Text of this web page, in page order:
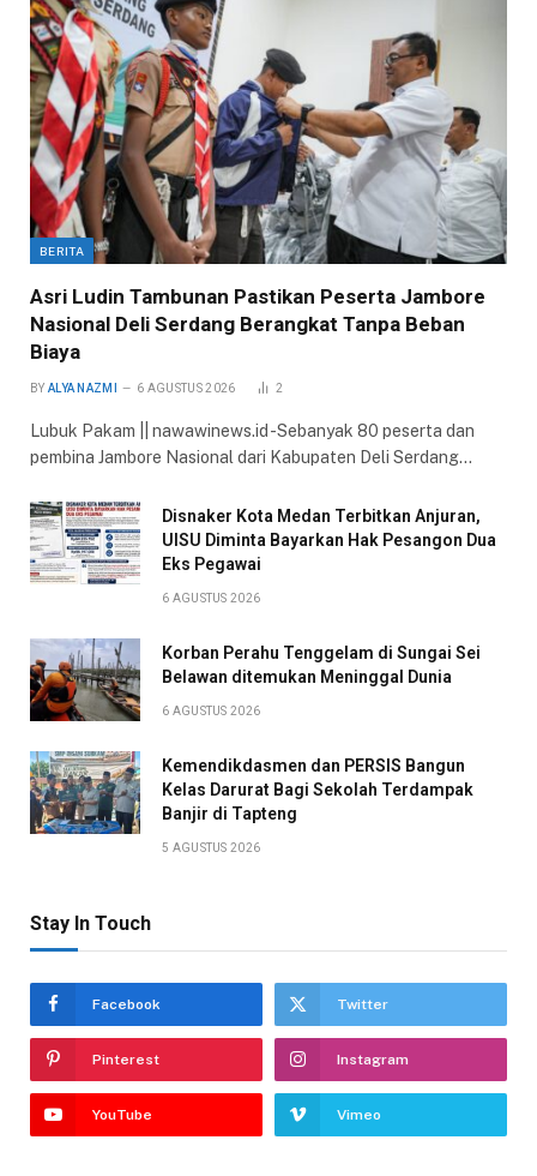
BERITA
Asri Ludin Tambunan Pastikan Peserta Jambore
Nasional Deli Serdang Berangkat Tanpa Beban
Biaya
BY ALYA NAZMI 6 AGUSTUS 2026 2
Lubuk Pakam || nawawinews.id -Sebanyak 80 peserta dan
pembina Jambore Nasional dari Kabupaten Deli Serdang…
Disnaker Kota Medan Terbitkan Anjuran,
UISU Diminta Bayarkan Hak Pesangon Dua
Eks Pegawai
6 AGUSTUS 2026
Korban Perahu Tenggelam di Sungai Sei
Belawan ditemukan Meninggal Dunia
6 AGUSTUS 2026
Kemendikdasmen dan PERSIS Bangun
Kelas Darurat Bagi Sekolah Terdampak
Banjir di Tapteng
5 AGUSTUS 2026
Stay In Touch
Facebook Twitter
Pinterest Instagram
YouTube Vimeo